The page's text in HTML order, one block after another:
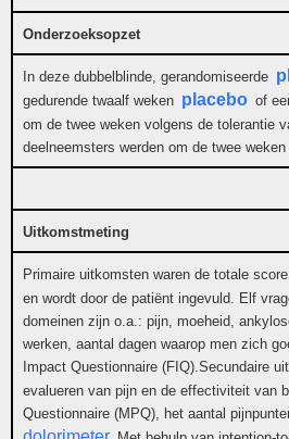
Onderzoeksopzet
In deze dubbelblinde, gerandomiseerde
gedurende twaalf weken placebo of
om de twee weken volgens de tolerantie
deelneemsters werden om de twee
Uitkomstmeting
Primaire uitkomsten waren de totale
en wordt door de patiënt ingevuld. Elf
domeinen zijn o.a.: pijn, moeheid,
werken, aantal dagen waarop men zich
Impact Questionnaire (FIQ).Secundaire
evalueren van pijn en de effectiviteit van
Questionnaire (MPQ), het aantal